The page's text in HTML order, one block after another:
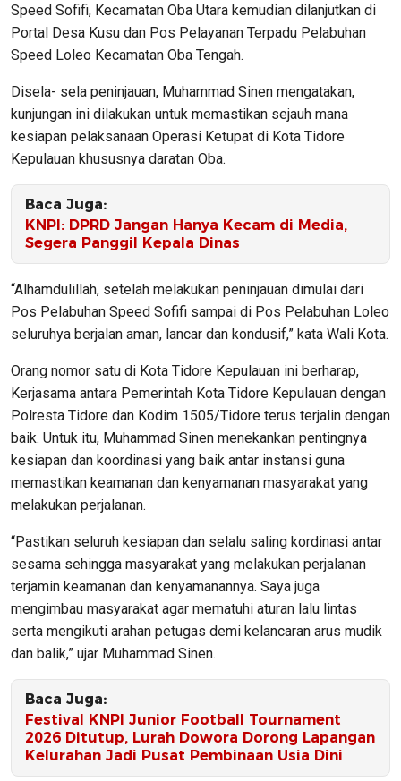
Speed Sofifi, Kecamatan Oba Utara kemudian dilanjutkan di
Portal Desa Kusu dan Pos Pelayanan Terpadu Pelabuhan
Speed Loleo Kecamatan Oba Tengah.
Disela- sela peninjauan, Muhammad Sinen mengatakan,
kunjungan ini dilakukan untuk memastikan sejauh mana
kesiapan pelaksanaan Operasi Ketupat di Kota Tidore
Kepulauan khususnya daratan Oba.
Baca Juga:
KNPI: DPRD Jangan Hanya Kecam di Media,
Segera Panggil Kepala Dinas
“Alhamdulillah, setelah melakukan peninjauan dimulai dari
Pos Pelabuhan Speed Sofifi sampai di Pos Pelabuhan Loleo
seluruhya berjalan aman, lancar dan kondusif,” kata Wali Kota.
Orang nomor satu di Kota Tidore Kepulauan ini berharap,
Kerjasama antara Pemerintah Kota Tidore Kepulauan dengan
Polresta Tidore dan Kodim 1505/Tidore terus terjalin dengan
baik. Untuk itu, Muhammad Sinen menekankan pentingnya
kesiapan dan koordinasi yang baik antar instansi guna
memastikan keamanan dan kenyamanan masyarakat yang
melakukan perjalanan.
“Pastikan seluruh kesiapan dan selalu saling kordinasi antar
sesama sehingga masyarakat yang melakukan perjalanan
terjamin keamanan dan kenyamanannya. Saya juga
mengimbau masyarakat agar mematuhi aturan lalu lintas
serta mengikuti arahan petugas demi kelancaran arus mudik
dan balik,” ujar Muhammad Sinen.
Baca Juga:
Festival KNPI Junior Football Tournament
2026 Ditutup, Lurah Dowora Dorong Lapangan
Kelurahan Jadi Pusat Pembinaan Usia Dini